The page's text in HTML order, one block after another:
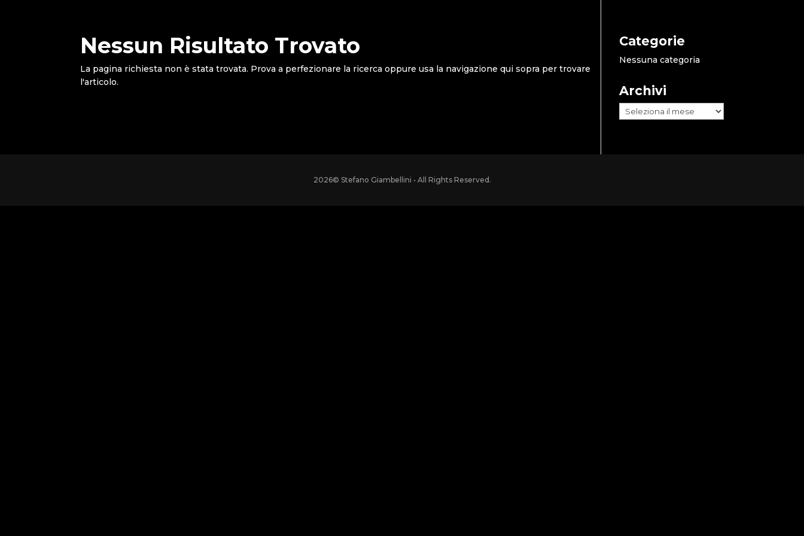
Nessun Risultato Trovato
La pagina richiesta non è stata trovata. Prova a perfezionare la ricerca oppure usa la navigazione qui sopra per trovare
l'articolo.
Categorie
Nessuna categoria
Archivi
Archivi
2026© Stefano Giambellini • All Rights Reserved.